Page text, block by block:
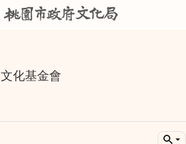
文化基金會